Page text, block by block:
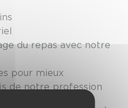
du repas avec notre
pour mieux
de notre profession